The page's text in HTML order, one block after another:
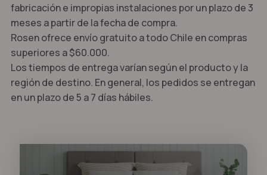
fabricación e impropias instalaciones por un plazo de 3
meses a partir de la fecha de compra.
Rosen ofrece envío gratuito a todo Chile en compras
superiores a $60.000.
Los tiempos de entrega varían según el producto y la
región de destino. En general, los pedidos se entregan
en un plazo de 5 a 7 días hábiles.